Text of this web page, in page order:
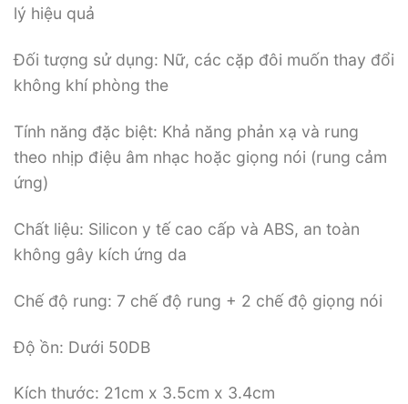
lý hiệu quả
Đối tượng sử dụng: Nữ, các cặp đôi muốn thay đổi
không khí phòng the
Tính năng đặc biệt: Khả năng phản xạ và rung
theo nhịp điệu âm nhạc hoặc giọng nói (rung cảm
ứng)
Chất liệu: Silicon y tế cao cấp và ABS, an toàn
không gây kích ứng da
Chế độ rung: 7 chế độ rung + 2 chế độ giọng nói
Độ ồn: Dưới 50DB
Kích thước: 21cm x 3.5cm x 3.4cm